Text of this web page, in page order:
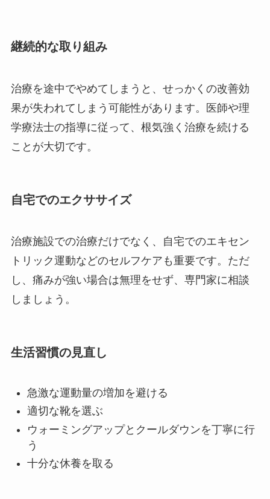
継続的な取り組み
治療を途中でやめてしまうと、せっかくの改善効
果が失われてしまう可能性があります。医師や理
学療法士の指導に従って、根気強く治療を続ける
ことが大切です。
自宅でのエクササイズ
治療施設での治療だけでなく、自宅でのエキセン
トリック運動などのセルフケアも重要です。ただ
し、痛みが強い場合は無理をせず、専門家に相談
しましょう。
生活習慣の見直し
急激な運動量の増加を避ける
適切な靴を選ぶ
ウォーミングアップとクールダウンを丁寧に行
う
十分な休養を取る